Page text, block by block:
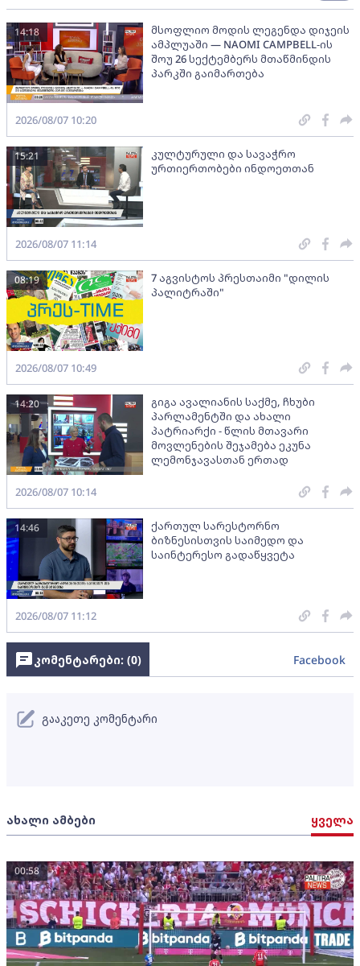
მსოფლიო მოდის ლეგენდა დიჯეის
ამპლუაში — NAOMI CAMPBELL-ის
შოუ 26 სექტემბერს მთაწმინდის
პარკში გაიმართება
14:18
2026/08/07 10:20
კულტურული და სავაჭრო
ურთიერთობები ინდოეთთან
15:21
2026/08/07 11:14
7 აგვისტოს პრესთაიმი "დილის
პალიტრაში"
08:19
2026/08/07 10:49
გიგა ავალიანის საქმე, ჩხუბი
პარლამენტში და ახალი
პატრიარქი - წლის მთავარი
მოვლენების შეჯამება ეკუნა
ლემონჯავასთან ერთად
14:20
2026/08/07 10:14
ქართულ სარესტორნო
ბიზნესისთვის საიმედო და
საინტერესო გადაწყვეტა
14:46
2026/08/07 11:12
ახალი ამბები ყველა
00:58
კომენტარები: (0) Facebook
გააკეთე კომენტარი